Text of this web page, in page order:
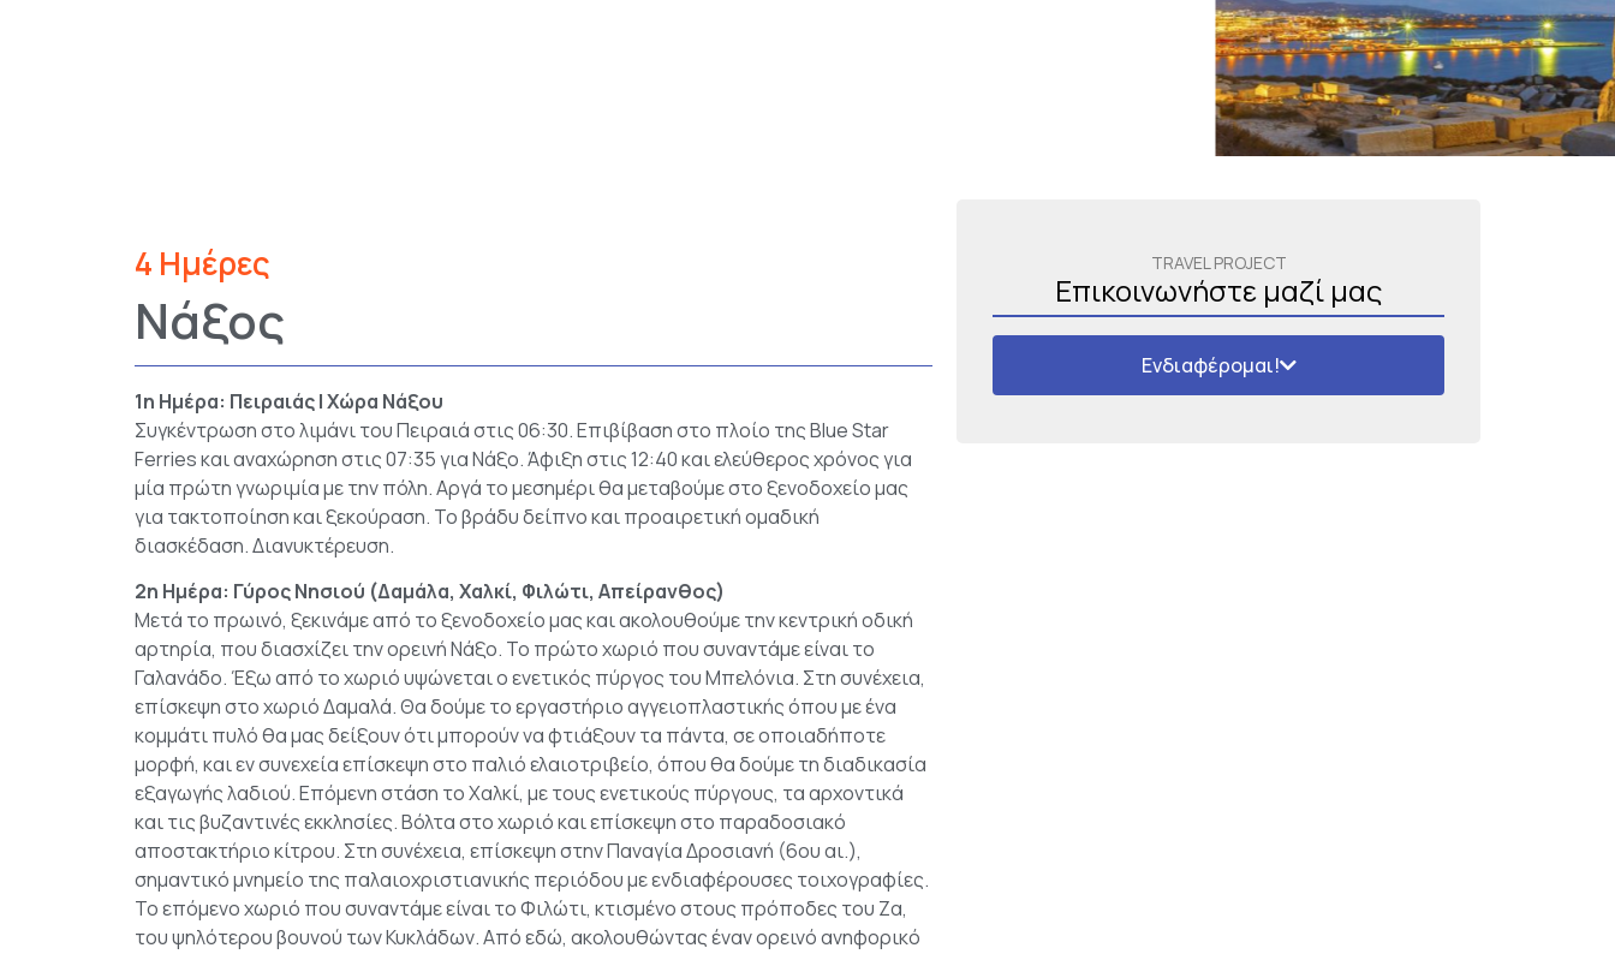
4 Ημέρες
Νάξος
1η Ημέρα: Πειραιάς | Χώρα Νάξου
Συγκέντρωση στο λιμάνι του Πειραιά στις 06:30. Επιβίβαση στο πλοίο της Blue Star
Ferries και αναχώρηση στις 07:35 για Νάξο. Άφιξη στις 12:40 και ελεύθερος χρόνος για
μία πρώτη γνωριμία με την πόλη. Αργά το μεσημέρι θα μεταβούμε στο ξενοδοχείο μας
για τακτοποίηση και ξεκούραση. Το βράδυ δείπνο και προαιρετική ομαδική
διασκέδαση. Διανυκτέρευση.
2η Ημέρα: Γύρος Νησιού (Δαμάλα, Χαλκί, Φιλώτι, Απείρανθος)
Μετά το πρωινό, ξεκινάμε από το ξενοδοχείο μας και ακολουθούμε την κεντρική οδική
αρτηρία, που διασχίζει την ορεινή Νάξο. Το πρώτο χωριό που συναντάμε είναι το
Γαλανάδο. Έξω από το χωριό υψώνεται ο ενετικός πύργος του Μπελόνια. Στη συνέχεια,
επίσκεψη στο χωριό Δαμαλά. Θα δούμε το εργαστήριο αγγειοπλαστικής όπου με ένα
κομμάτι πυλό θα μας δείξουν ότι μπορούν να φτιάξουν τα πάντα, σε οποιαδήποτε
μορφή, και εν συνεχεία επίσκεψη στο παλιό ελαιοτριβείο, όπου θα δούμε τη διαδικασία
εξαγωγής λαδιού. Επόμενη στάση το Χαλκί, με τους ενετικούς πύργους, τα αρχοντικά
και τις βυζαντινές εκκλησίες. Βόλτα στο χωριό και επίσκεψη στο παραδοσιακό
αποστακτήριο κίτρου. Στη συνέχεια, επίσκεψη στην Παναγία Δροσιανή (6ου αι.),
σημαντικό μνημείο της παλαιοχριστιανικής περιόδου με ενδιαφέρουσες τοιχογραφίες.
Το επόμενο χωριό που συναντάμε είναι το Φιλώτι, κτισμένο στους πρόποδες του Ζα,
του ψηλότερου βουνού των Κυκλάδων. Από εδώ, ακολουθώντας έναν ορεινό ανηφορικό
TRAVEL PROJECT
Επικοινωνήστε μαζί μας
Ενδιαφέρομαι!